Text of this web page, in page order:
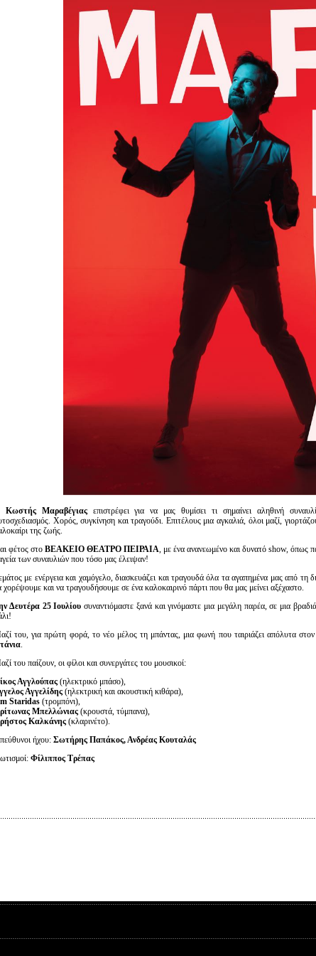
Κωστής Μαραβέγιαςεπιστρέφει για να μας θυμίσει τι σημαίνει αληθινή
Χορός, συγκίνηση και τραγούδι. Επιτέλους μια αγκαλιά, όλοι μαζί,
της ζωής.
φέτος στο ΒΕΑΚΕΙΟ ΘΕΑΤΡΟ ΠΕΙΡΑΙΑ , με ένα ανανεωμένο και δυνατό show, όπως
των συναυλιών που τόσο μας έλειψαν!
με ενέργεια και χαμόγελο, διασκευάζει και τραγουδά όλα τα αγαπημένα μας από τη
χορέψουμε και να τραγουδήσουμε σε ένα καλοκαιρινό πάρτι που θα μας μείνει αξέχαστο.
Δευτέρα 25 Ιουλίου συναντιόμαστε ξανά και γινόμαστε μια μεγάλη παρέα, σε μια
του, για πρώτη φορά, το νέο μέλος τη μπάντας, μια φωνή που ταιριάζει απόλυτα
του παίζουν, οι φίλοι και συνεργάτες του μουσικοί:
Αγγλούπας (ηλεκτρικό μπάσο),
Αγγελίδης (ηλεκτρική και ακουστική κιθάρα),
Staridas (τρομπόνι),
Μπελλώνιας (κρουστά, τύμπανα),
Καλκάνης (κλαρινέτο).
ήχου: Σωτήρης Παπάκος, Ανδρέας Κουταλάς
Φίλιππος Τρέπας